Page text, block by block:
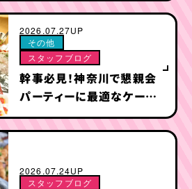
2026.07.27UP
その他
スタッフブログ
幹事必見！神奈川で懇親会
パーティーに最適なケータ
リング＆オードブル特集
2026.07.24UP
スタッフブログ